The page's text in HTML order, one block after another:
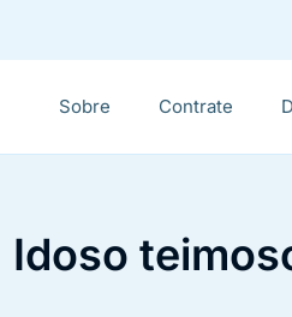
Sobre Contrate
Idoso